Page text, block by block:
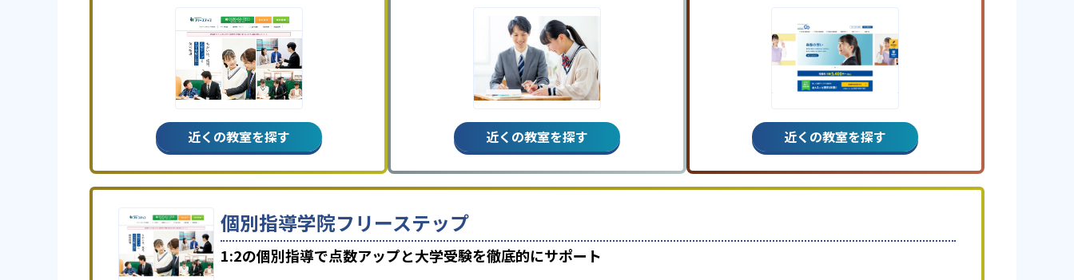
近くの教室を探す 近くの教室を探す 近くの教室を探す
個別指導学院フリーステップ
1:2の個別指導で点数アップと大学受験を徹底的にサポート